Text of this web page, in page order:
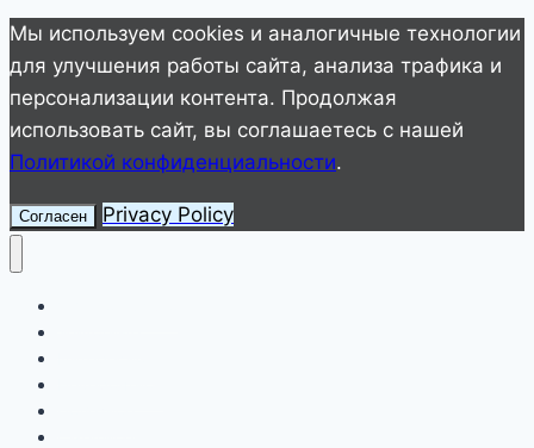
есть,
скорее
всего,
многие
из
них!
Мы используем cookies и аналогичные технологии
для улучшения работы сайта, анализа трафика и
персонализации контента. Продолжая
использовать сайт, вы соглашаетесь с нашей
Политикой конфиденциальности.
Согласен Privacy Policy